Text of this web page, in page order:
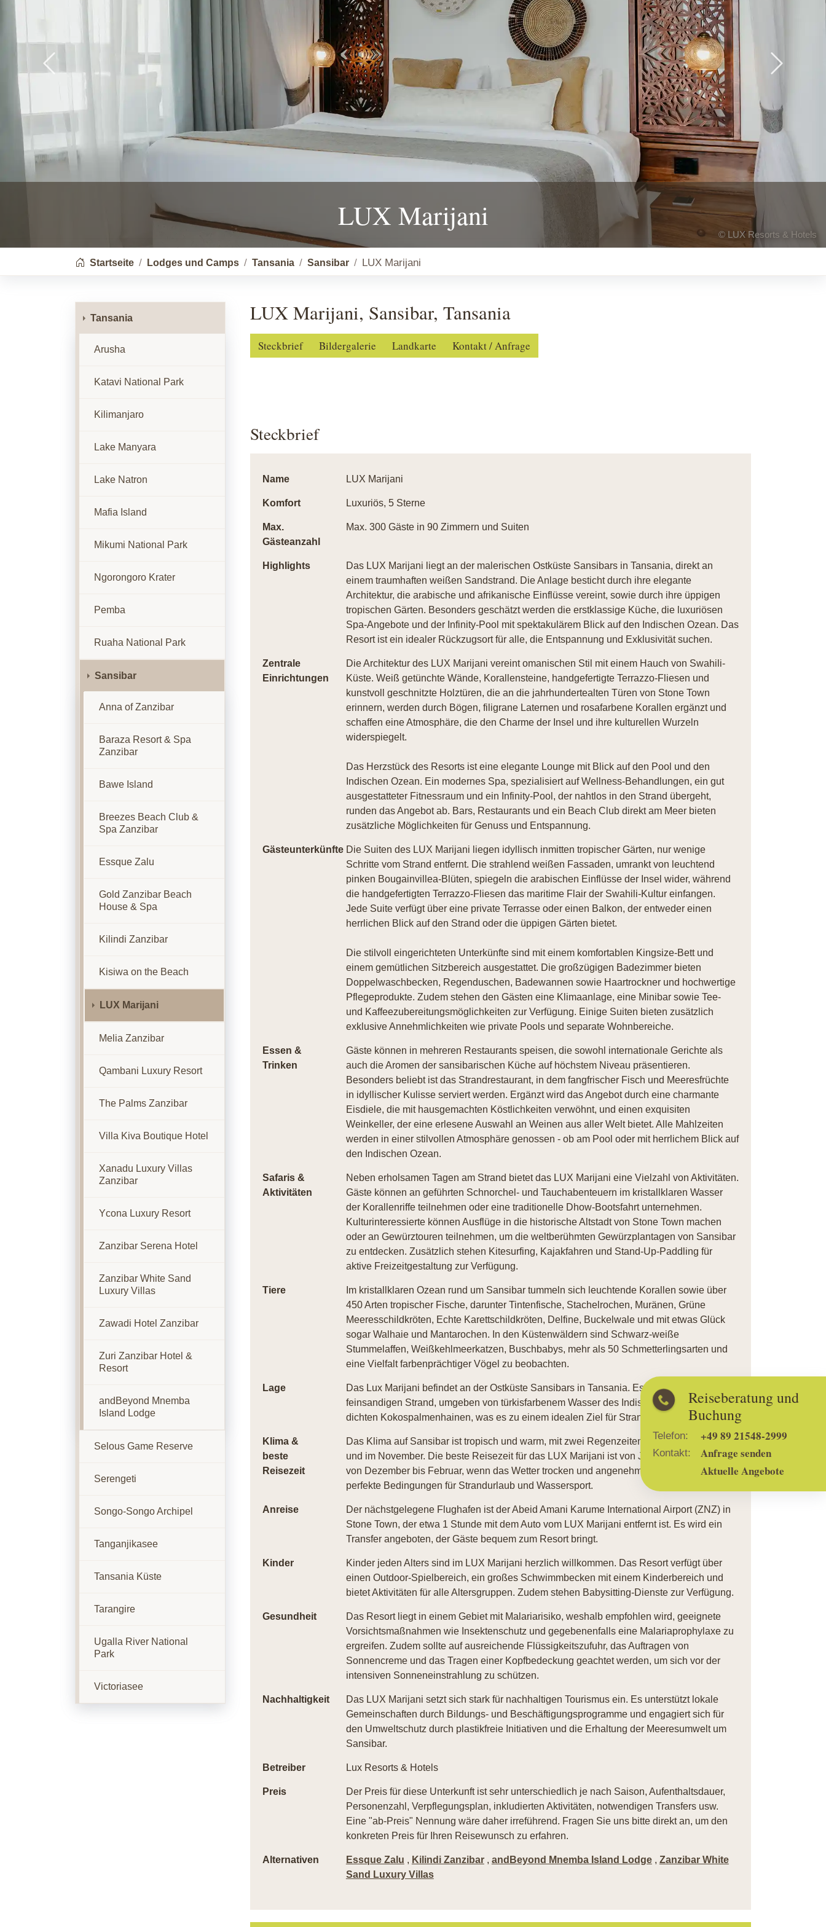
Reiseberatung und
Buchung
Telefon: +49 89 21548-2999
Kontakt:
Anfrage senden
Aktuelle Angebote
LUX Marijani
© LUX Resorts & Hotels
Previous Next
You are here:
Startseite Lodges und Camps Tansania Sansibar LUX Marijani
LUX Marijani, Sansibar, Tansania
Steckbrief Bildergalerie Landkarte Kontakt / Anfrage
Steckbrief
Name LUX Marijani
Komfort Luxuriös, 5 Sterne
Max.
Gästeanzahl
Max. 300 Gäste in 90 Zimmern und Suiten
Highlights
Das LUX Marijani liegt an der malerischen Ostküste Sansibars in Tansania, direkt an
einem traumhaften weißen Sandstrand. Die Anlage besticht durch ihre elegante
Architektur, die arabische und afrikanische Einflüsse vereint, sowie durch ihre üppigen
tropischen Gärten. Besonders geschätzt werden die erstklassige Küche, die luxuriösen
Spa-Angebote und der Infinity-Pool mit spektakulärem Blick auf den Indischen Ozean. Das
Resort ist ein idealer Rückzugsort für alle, die Entspannung und Exklusivität suchen.
Zentrale
Einrichtungen
Die Architektur des LUX Marijani vereint omanischen Stil mit einem Hauch von Swahili-
Küste. Weiß getünchte Wände, Korallensteine, handgefertigte Terrazzo-Fliesen und
kunstvoll geschnitzte Holztüren, die an die jahrhundertealten Türen von Stone Town
erinnern, werden durch Bögen, filigrane Laternen und rosafarbene Korallen ergänzt und
schaffen eine Atmosphäre, die den Charme der Insel und ihre kulturellen Wurzeln
widerspiegelt.
Das Herzstück des Resorts ist eine elegante Lounge mit Blick auf den Pool und den
Indischen Ozean. Ein modernes Spa, spezialisiert auf Wellness-Behandlungen, ein gut
ausgestatteter Fitnessraum und ein Infinity-Pool, der nahtlos in den Strand übergeht,
runden das Angebot ab. Bars, Restaurants und ein Beach Club direkt am Meer bieten
zusätzliche Möglichkeiten für Genuss und Entspannung.
Gästeunterkünfte Die Suiten des LUX Marijani liegen idyllisch inmitten tropischer Gärten, nur wenige
Schritte vom Strand entfernt. Die strahlend weißen Fassaden, umrankt von leuchtend
pinken Bougainvillea-Blüten, spiegeln die arabischen Einflüsse der Insel wider, während
die handgefertigten Terrazzo-Fliesen das maritime Flair der Swahili-Kultur einfangen.
Jede Suite verfügt über eine private Terrasse oder einen Balkon, der entweder einen
herrlichen Blick auf den Strand oder die üppigen Gärten bietet.
Die stilvoll eingerichteten Unterkünfte sind mit einem komfortablen Kingsize-Bett und
einem gemütlichen Sitzbereich ausgestattet. Die großzügigen Badezimmer bieten
Doppelwaschbecken, Regenduschen, Badewannen sowie Haartrockner und hochwertige
Pflegeprodukte. Zudem stehen den Gästen eine Klimaanlage, eine Minibar sowie Tee-
und Kaffeezubereitungsmöglichkeiten zur Verfügung. Einige Suiten bieten zusätzlich
exklusive Annehmlichkeiten wie private Pools und separate Wohnbereiche.
Essen &
Trinken
Gäste können in mehreren Restaurants speisen, die sowohl internationale Gerichte als
auch die Aromen der sansibarischen Küche auf höchstem Niveau präsentieren.
Besonders beliebt ist das Strandrestaurant, in dem fangfrischer Fisch und Meeresfrüchte
in idyllischer Kulisse serviert werden. Ergänzt wird das Angebot durch eine charmante
Eisdiele, die mit hausgemachten Köstlichkeiten verwöhnt, und einen exquisiten
Weinkeller, der eine erlesene Auswahl an Weinen aus aller Welt bietet. Alle Mahlzeiten
werden in einer stilvollen Atmosphäre genossen - ob am Pool oder mit herrlichem Blick auf
den Indischen Ozean.
Safaris &
Aktivitäten
Neben erholsamen Tagen am Strand bietet das LUX Marijani eine Vielzahl von Aktivitäten.
Gäste können an geführten Schnorchel- und Tauchabenteuern im kristallklaren Wasser
der Korallenriffe teilnehmen oder eine traditionelle Dhow-Bootsfahrt unternehmen.
Kulturinteressierte können Ausflüge in die historische Altstadt von Stone Town machen
oder an Gewürztouren teilnehmen, um die weltberühmten Gewürzplantagen von Sansibar
zu entdecken. Zusätzlich stehen Kitesurfing, Kajakfahren und Stand-Up-Paddling für
aktive Freizeitgestaltung zur Verfügung.
Tiere
Im kristallklaren Ozean rund um Sansibar tummeln sich leuchtende Korallen sowie über
450 Arten tropischer Fische, darunter Tintenfische, Stachelrochen, Muränen, Grüne
Meeresschildkröten, Echte Karettschildkröten, Delfine, Buckelwale und mit etwas Glück
sogar Walhaie und Mantarochen. In den Küstenwäldern sind Schwarz-weiße
Stummelaffen, Weißkehlmeerkatzen, Buschbabys, mehr als 50 Schmetterlingsarten und
eine Vielfalt farbenprächtiger Vögel zu beobachten.
Lage
Das Lux Marijani befindet an der Ostküste Sansibars in Tansania. Es liegt direkt am
feinsandigen Strand, umgeben von türkisfarbenem Wasser des Indischen Ozeans und
dichten Kokospalmenhainen, was es zu einem idealen Ziel für Strandliebhaber macht.
Klima &
beste
Reisezeit
Das Klima auf Sansibar ist tropisch und warm, mit zwei Regenzeiten - von März bis Mai
und im November. Die beste Reisezeit für das LUX Marijani ist von Juni bis Oktober sowie
von Dezember bis Februar, wenn das Wetter trocken und angenehm ist. Diese Zeit bietet
perfekte Bedingungen für Strandurlaub und Wassersport.
Anreise
Der nächstgelegene Flughafen ist der Abeid Amani Karume International Airport (ZNZ) in
Stone Town, der etwa 1 Stunde mit dem Auto vom LUX Marijani entfernt ist. Es wird ein
Transfer angeboten, der Gäste bequem zum Resort bringt.
Kinder
Kinder jeden Alters sind im LUX Marijani herzlich willkommen. Das Resort verfügt über
einen Outdoor-Spielbereich, ein großes Schwimmbecken mit einem Kinderbereich und
bietet Aktivitäten für alle Altersgruppen. Zudem stehen Babysitting-Dienste zur Verfügung.
Gesundheit
Das Resort liegt in einem Gebiet mit Malariarisiko, weshalb empfohlen wird, geeignete
Vorsichtsmaßnahmen wie Insektenschutz und gegebenenfalls eine Malariaprophylaxe zu
ergreifen. Zudem sollte auf ausreichende Flüssigkeitszufuhr, das Auftragen von
Sonnencreme und das Tragen einer Kopfbedeckung geachtet werden, um sich vor der
intensiven Sonneneinstrahlung zu schützen.
Nachhaltigkeit
Das LUX Marijani setzt sich stark für nachhaltigen Tourismus ein. Es unterstützt lokale
Gemeinschaften durch Bildungs- und Beschäftigungsprogramme und engagiert sich für
den Umweltschutz durch plastikfreie Initiativen und die Erhaltung der Meeresumwelt um
Sansibar.
Betreiber Lux Resorts & Hotels
Preis
Der Preis für diese Unterkunft ist sehr unterschiedlich je nach Saison, Aufenthaltsdauer,
Personenzahl, Verpflegungsplan, inkludierten Aktivitäten, notwendigen Transfers usw.
Eine "ab-Preis" Nennung wäre daher irreführend. Fragen Sie uns bitte direkt an, um den
konkreten Preis für Ihren Reisewunsch zu erfahren.
Alternativen Essque Zalu , Kilindi Zanzibar , andBeyond Mnemba Island Lodge , Zanzibar White
Sand Luxury Villas
Tansania
Arusha
Katavi National Park
Kilimanjaro
Lake Manyara
Lake Natron
Mafia Island
Mikumi National Park
Ngorongoro Krater
Pemba
Ruaha National Park
Sansibar
Anna of Zanzibar
Baraza Resort & Spa
Zanzibar
Bawe Island
Breezes Beach Club &
Spa Zanzibar
Essque Zalu
Gold Zanzibar Beach
House & Spa
Kilindi Zanzibar
Kisiwa on the Beach
LUX Marijani
Melia Zanzibar
Qambani Luxury Resort
The Palms Zanzibar
Villa Kiva Boutique Hotel
Xanadu Luxury Villas
Zanzibar
Ycona Luxury Resort
Zanzibar Serena Hotel
Zanzibar White Sand
Luxury Villas
Zawadi Hotel Zanzibar
Zuri Zanzibar Hotel &
Resort
andBeyond Mnemba
Island Lodge
Selous Game Reserve
Serengeti
Songo-Songo Archipel
Tanganjikasee
Tansania Küste
Tarangire
Ugalla River National
Park
Victoriasee